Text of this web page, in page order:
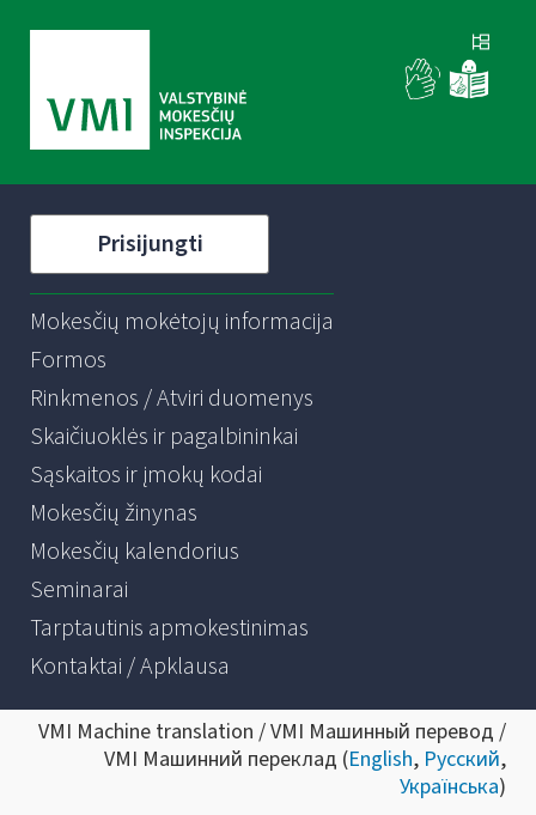
Prisijungti
Mokesčių mokėtojų informacija
Formos
Rinkmenos / Atviri duomenys
Skaičiuoklės ir pagalbininkai
Sąskaitos ir įmokų kodai
Mokesčių žinynas
Mokesčių kalendorius
Seminarai
Tarptautinis apmokestinimas
Kontaktai / Apklausa
VMI Machine translation / VMI Машинный перевод /
VMI Машинний переклад (English, Русский,
Українська)